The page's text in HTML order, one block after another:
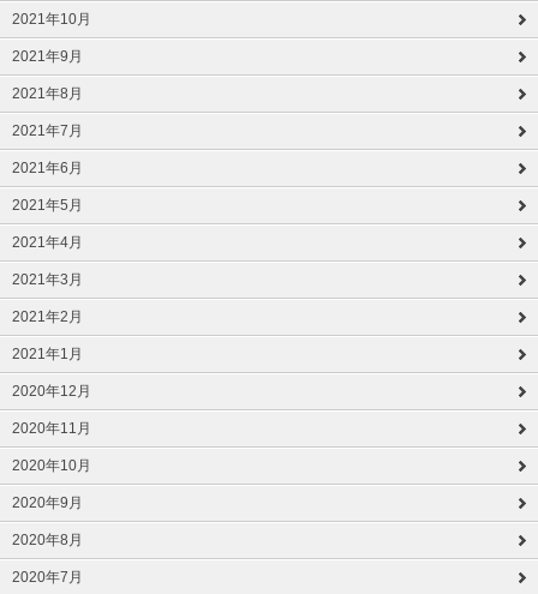
2021年10月
2021年9月
2021年8月
2021年7月
2021年6月
2021年5月
2021年4月
2021年3月
2021年2月
2021年1月
2020年12月
2020年11月
2020年10月
2020年9月
2020年8月
2020年7月